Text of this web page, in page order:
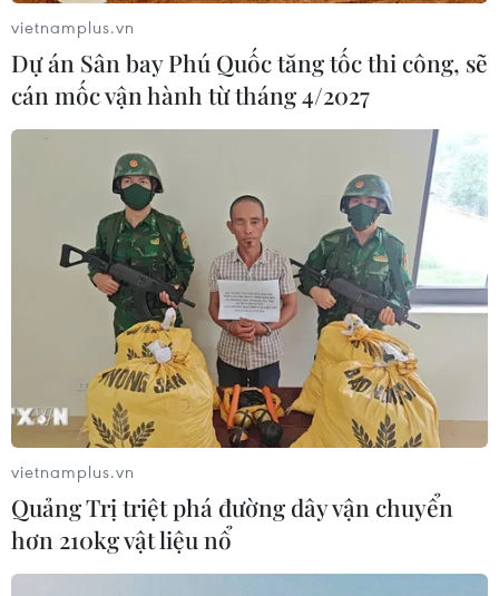
vietnamplus.vn
Dự án Sân bay Phú Quốc tăng tốc thi công, sẽ
cán mốc vận hành từ tháng 4/2027
vietnamplus.vn
Quảng Trị triệt phá đường dây vận chuyển
hơn 210kg vật liệu nổ